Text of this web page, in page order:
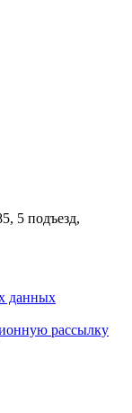
5 подъезд,
данных
рассылку